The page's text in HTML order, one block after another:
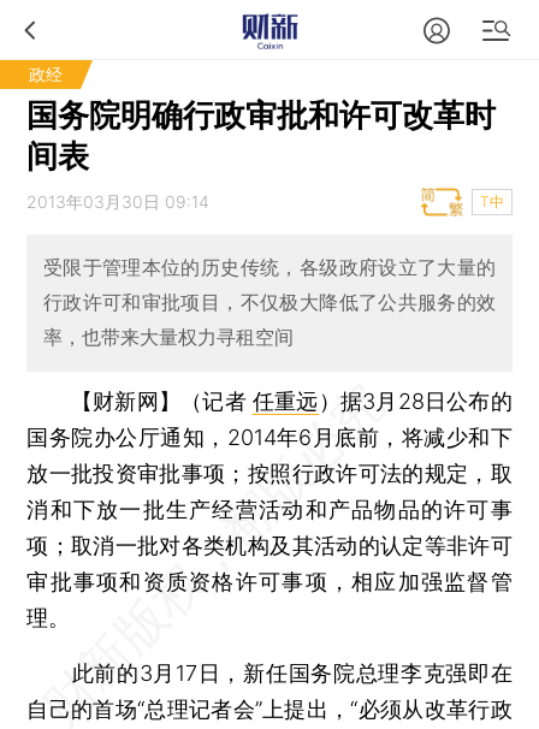
政经
国务院明确行政审批和许可改革时
间表
2013年03月30日 09:14 T中
受限于管理本位的历史传统，各级政府设立了大量的
行政许可和审批项目，不仅极大降低了公共服务的效
率，也带来大量权力寻租空间
【财新网】（记者任重远） 据3月28日公布的
国务院办公厅通知，2014年6月底前，将减少和下
放一批投资审批事项；按照行政许可法的规定，取
消和下放一批生产经营活动和产品物品的许可事
项；取消一批对各类机构及其活动的认定等非许可
审批事项和资质资格许可事项，相应加强监督管
理。
此前的3月17日，新任国务院总理李克强即在
自己的首场“总理记者会”上提出，“必须从改革行政